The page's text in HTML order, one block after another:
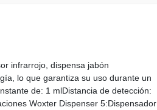
infrarrojo, dispensa jabón
lo que garantiza su uso durante un
de: 1 mlDistancia de detección:
Woxter Dispenser 5:Dispensador